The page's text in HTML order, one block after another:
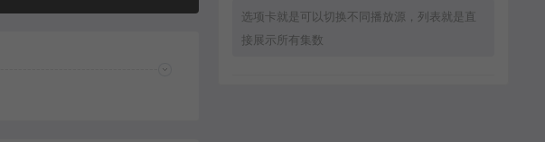
选项卡就是可以切换不同播放源，列表就是直
接展示所有集数